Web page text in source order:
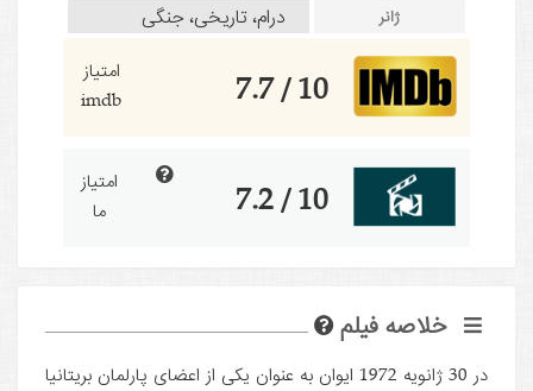
ژانر درام، تاریخی، جنگی
10 / 7.7
امتیاز
imdb
10 / 7.2
امتیاز
ما
خلاصه فیلم
در 30 ژانویه 1972 ایوان به عنوان یکی از اعضای پارلمان بریتانیا